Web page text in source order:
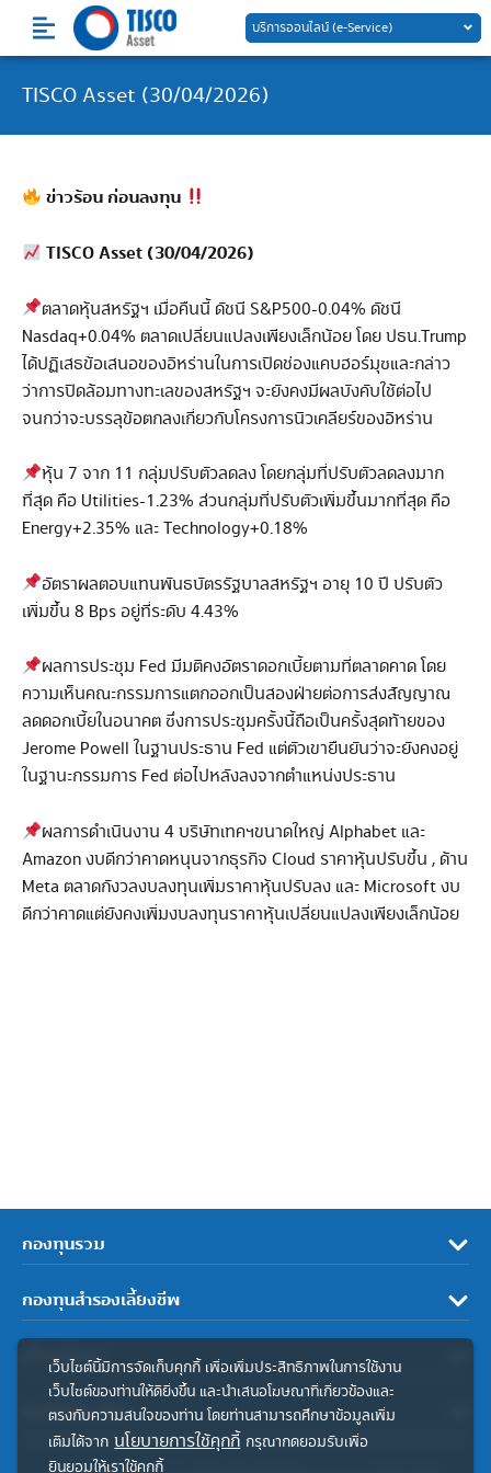
content
บริการออนไลน์ (e-Service)
TISCO Asset (30/04/2026)
ข่าวร้อน ก่อนลงทุน
TISCO Asset (30/04/2026)
ตลาดหุ้นสหรัฐฯ เมื่อคืนนี้ ดัชนี S&P500-0.04% ดัชนี
Nasdaq+0.04% ตลาดเปลี่ยนแปลงเพียงเล็กน้อย โดย ปธน.Trump
ได้ปฏิเสธข้อเสนอของอิหร่านในการเปิดช่องแคบฮอร์มุซและกล่าว
ว่าการปิดล้อมทางทะเลของสหรัฐฯ จะยังคงมีผลบังคับใช้ต่อไป
จนกว่าจะบรรลุข้อตกลงเกี่ยวกับโครงการนิวเคลียร์ของอิหร่าน
หุ้น 7 จาก 11 กลุ่มปรับตัวลดลง โดยกลุ่มที่ปรับตัวลดลงมาก
ที่สุด คือ Utilities-1.23% ส่วนกลุ่มที่ปรับตัวเพิ่มขึ้นมากที่สุด คือ
Energy+2.35% และ Technology+0.18%
อัตราผลตอบแทนพันธบัตรรัฐบาลสหรัฐฯ อายุ 10 ปี ปรับตัว
เพิ่มขึ้น 8 Bps อยู่ที่ระดับ 4.43%
ผลการประชุม Fed มีมติคงอัตราดอกเบี้ยตามที่ตลาดคาด โดย
ความเห็นคณะกรรมการแตกออกเป็นสองฝ่ายต่อการส่งสัญญาณ
ลดดอกเบี้ยในอนาคต ซึ่งการประชุมครั้งนี้ถือเป็นครั้งสุดท้ายของ
Jerome Powell ในฐานประธาน Fed แต่ตัวเขายืนยันว่าจะยังคงอยู่
ในฐานะกรรมการ Fed ต่อไปหลังลงจากตำแหน่งประธาน
ผลการดำเนินงาน 4 บริษัทเทคฯขนาดใหญ่ Alphabet และ
Amazon งบดีกว่าคาดหนุนจากธุรกิจ Cloud ราคาหุ้นปรับขึ้น , ด้าน
Meta ตลาดกังวลงบลงทุนเพิ่มราคาหุ้นปรับลง และ Microsoft งบ
ดีกว่าคาดแต่ยังคงเพิ่มงบลงทุนราคาหุ้นเปลี่ยนแปลงเพียงเล็กน้อย
กองทุนรวม
กองทุนสำรองเลี้ยงชีพ
เกี่ยวกับเรา
ลิงค์ที่เกี่ยวข้อง
เว็บไซต์นี้มีการจัดเก็บคุกกี้ เพื่อเพิ่มประสิทธิภาพในการใช้งาน
เว็บไซต์ของท่านให้ดียิ่งขึ้น และนำเสนอโฆษณาที่เกี่ยวข้องและ
ตรงกับความสนใจของท่าน โดยท่านสามารถศึกษาข้อมูลเพิ่ม
เติมได้จาก นโยบายการใช้คุกกี้ กรุณากดยอมรับเพื่อ
ยินยอมให้เราใช้คุกกี้